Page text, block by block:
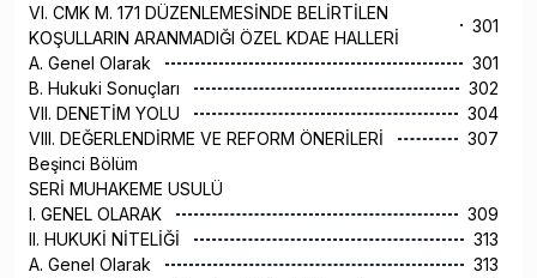
VI. CMK M. 171 DÜZENLEMESİNDE BELİRTİLEN
KOŞULLARIN ARANMADIĞI ÖZEL KDAE HALLERİ
301
A. Genel Olarak
301
B. Hukuki Sonuçları
302
VII. DENETİM YOLU
304
VIII. DEĞERLENDİRME VE REFORM ÖNERİLERİ
307
Beşinci Bölüm
SERİ MUHAKEME USULÜ
I. GENEL OLARAK
309
II. HUKUKİ NİTELİĞİ
313
A. Genel Olarak
313